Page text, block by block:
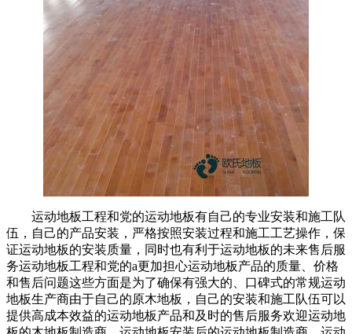
运动地板工程和党的运动地板有自己的专业安装和施工队
伍，自己的产品安装，严格按照安装过程和施工工艺操作，保
证运动地板的安装质量，同时也有利于运动地板的未来售后服
务运动地板工程和党的a更加担心运动地板产品的质量、价格
和售后问题这些方面是为了确保有强大的、口碑式的常规运动
地板生产商由于自己的原木地板，自己的安装和施工队伍可以
提供高成本效益的运动地板产品和及时的售后服务欢迎运动地